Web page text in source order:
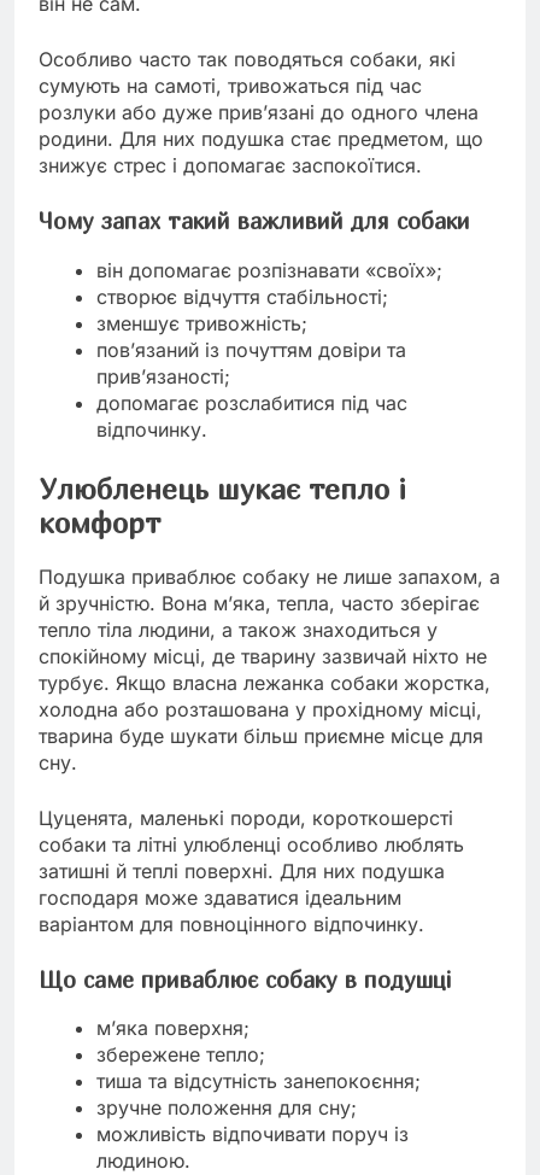
Особливо часто так поводяться собаки, які
сумують на самоті, тривожаться під час
розлуки або дуже прив’язані до одного члена
родини. Для них подушка стає предметом, що
знижує стрес і допомагає заспокоїтися.
Чому запах такий важливий для собаки
він допомагає розпізнавати «своїх»;
створює відчуття стабільності;
зменшує тривожність;
пов’язаний із почуттям довіри та
прив’язаності;
допомагає розслабитися під час
відпочинку.
Улюбленець шукає тепло і
комфорт
Подушка приваблює собаку не лише запахом, а
й зручністю. Вона м’яка, тепла, часто зберігає
тепло тіла людини, а також знаходиться у
спокійному місці, де тварину зазвичай ніхто не
турбує. Якщо власна лежанка собаки жорстка,
холодна або розташована у прохідному місці,
тварина буде шукати більш приємне місце для
сну.
Цуценята, маленькі породи, короткошерсті
собаки та літні улюбленці особливо люблять
затишні й теплі поверхні. Для них подушка
господаря може здаватися ідеальним
варіантом для повноцінного відпочинку.
Що саме приваблює собаку в подушці
м’яка поверхня;
збережене тепло;
тиша та відсутність занепокоєння;
зручне положення для сну;
можливість відпочивати поруч із
людиною.